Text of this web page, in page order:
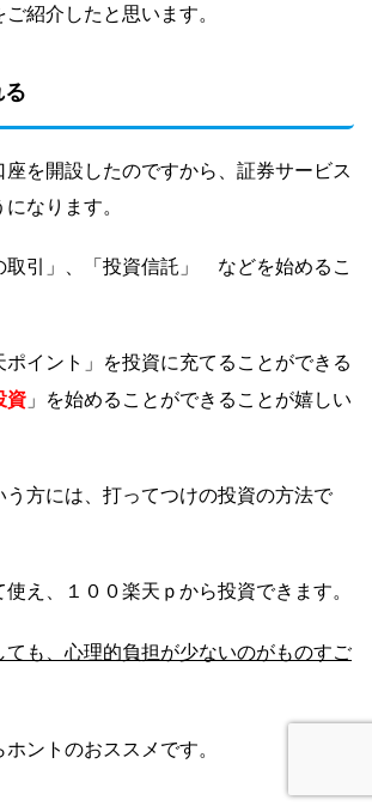
紹介したと思います。
座を開設したのですから、証券サービス
なります。
取引」、「投資信託」 などを始めるこ
ポイント」を投資に充てることができる
資 」を始めることができることが嬉しい
う方には、打ってつけの投資の方法で
え、１００楽天ｐから投資できます。
も、心理的負担が少ないのがものすご
ントのおススメです。